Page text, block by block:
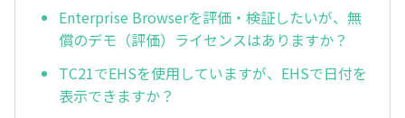
Enterprise Browserを評価・検証したいが、無
償のデモ（評価）ライセンスはありますか？
TC21でEHSを使用していますが、EHSで日付を
表示できますか？